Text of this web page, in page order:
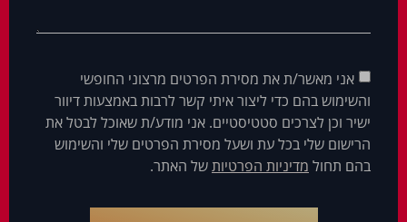
אני מאשר/ת את מסירת הפרטים מרצוני החופשי
והשימוש בהם כדי ליצור איתי קשר לרבות באמצעות דיוור
ישיר וכן לצרכים סטטיסטיים. אני מודע/ת שאוכל לבטל את
הרישום שלי בכל עת ושעל מסירת הפרטים שלי והשימוש
בהם תחול מדיניות הפרטיותשל האתר.